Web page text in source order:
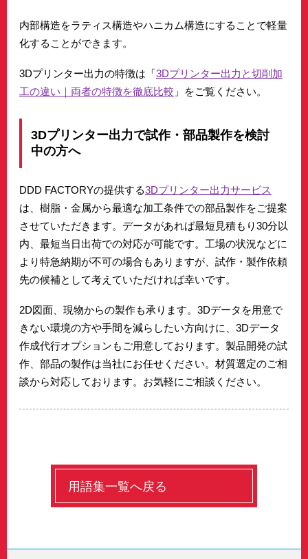
内部構造をラティス構造やハニカム構造にすることで軽量
化することができます。
3Dプリンター出力の特徴は「3Dプリンター出力と切削加
工の違い｜両者の特徴を徹底比較 」をご覧ください。
3Dプリンター出力で試作・部品製作を検討
中の方へ
DDD FACTORYの提供する3Dプリンター出力サービス
は、樹脂・金属から最適な加工条件での部品製作をご提案
させていただきます。データがあれば最短見積もり30分以
内、最短当日出荷での対応が可能です。工場の状況などに
より特急納期が不可の場合もありますが、試作・製作依頼
先の候補として考えていただければ幸いです。
2D図面、現物からの製作も承ります。3Dデータを用意で
きない環境の方や手間を減らしたい方向けに、3Dデータ
作成代行オプションもご用意しております。製品開発の試
作、部品の製作は当社にお任せください。材質選定のご相
談から対応しております。お気軽にご相談ください。
用語集一覧へ戻る